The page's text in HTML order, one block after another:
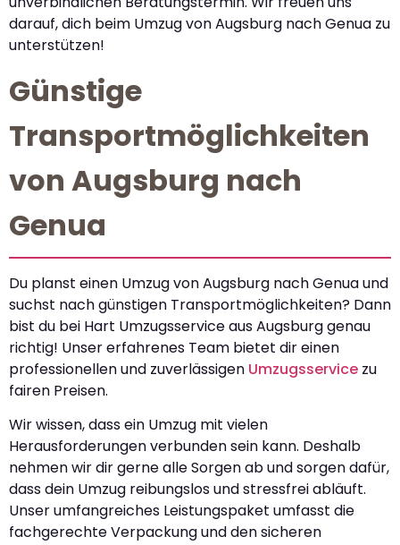
darauf, dich beim Umzug von Augsburg nach Genua zu
unterstützen!
Günstige
Transportmöglichkeiten
von Augsburg nach
Genua
Du planst einen Umzug von Augsburg nach Genua und
suchst nach günstigen Transportmöglichkeiten? Dann
bist du bei Hart Umzugsservice aus Augsburg genau
richtig! Unser erfahrenes Team bietet dir einen
professionellen und zuverlässigen Umzugsservice zu
fairen Preisen.
Wir wissen, dass ein Umzug mit vielen
Herausforderungen verbunden sein kann. Deshalb
nehmen wir dir gerne alle Sorgen ab und sorgen dafür,
dass dein Umzug reibungslos und stressfrei abläuft.
Unser umfangreiches Leistungspaket umfasst die
fachgerechte Verpackung und den sicheren